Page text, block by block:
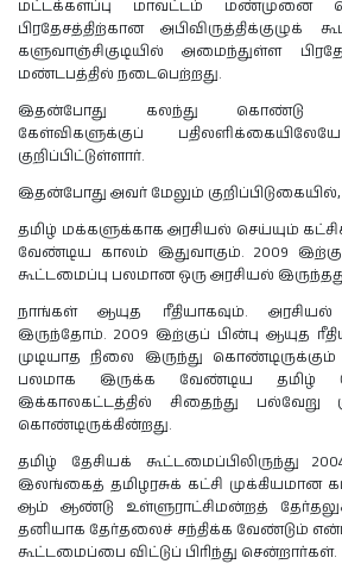
மட்டக்களப்பு மாவட்டம் மண்முனை
பிரதேசத்திற்கான அபிவிருத்திக்குழுக்
களுவாஞ்சிகுடியில் அமைந்துள்ள
மண்டபத்தில் நடைபெற்றது.
இதன்போது கலந்து கொண்டு
கேள்விகளுக்குப்
குறிப்பிட்டுள்ளார்.
இதன்போது அவர் மேலும் குறிப்பிடுகையில்,
தமிழ் மக்களுக்காக அரசியல் செய்யும்
வேண்டிய காலம் இதுவாகும். 2009 இற்கு
கூட்டமைப்பு பலமான ஒரு அரசியல்
நாங்கள் ஆயுத ரீதியாகவும். அரசியல்
இருந்தோம். 2009 இற்குப் பின்பு ஆயுத
முடியாத நிலை இருந்து
பலமாக இருக்க வேண்டிய தமிழ்
இக்காலகட்டத்தில் சிதைந்து பல்வேறு
கொண்டிருக்கின்றது.
தமிழ் தேசியக் கூட்டமைப்பிலிருந்து
இலங்கைத் தமிழரசுக் கட்சி முக்கியமான
ஆம் ஆண்டு உள்ளுராட்சிமன்றத்
தனியாக தேர்தலைச் சந்திக்க வேண்டும்
கூட்டமைப்பை விட்டுப் பிரிந்து சென்றார்கள்.